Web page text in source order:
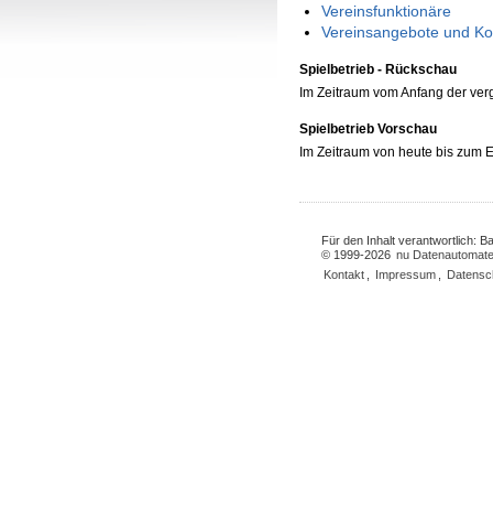
Vereinsfunktionäre
Vereinsangebote und
Spielbetrieb - Rückschau
Im Zeitraum vom Anfang der
Spielbetrieb Vorschau
Im Zeitraum von heute bis zum
Für den Inhalt verantwortlich:
© 1999-2026 nu
Kontakt
Impressum